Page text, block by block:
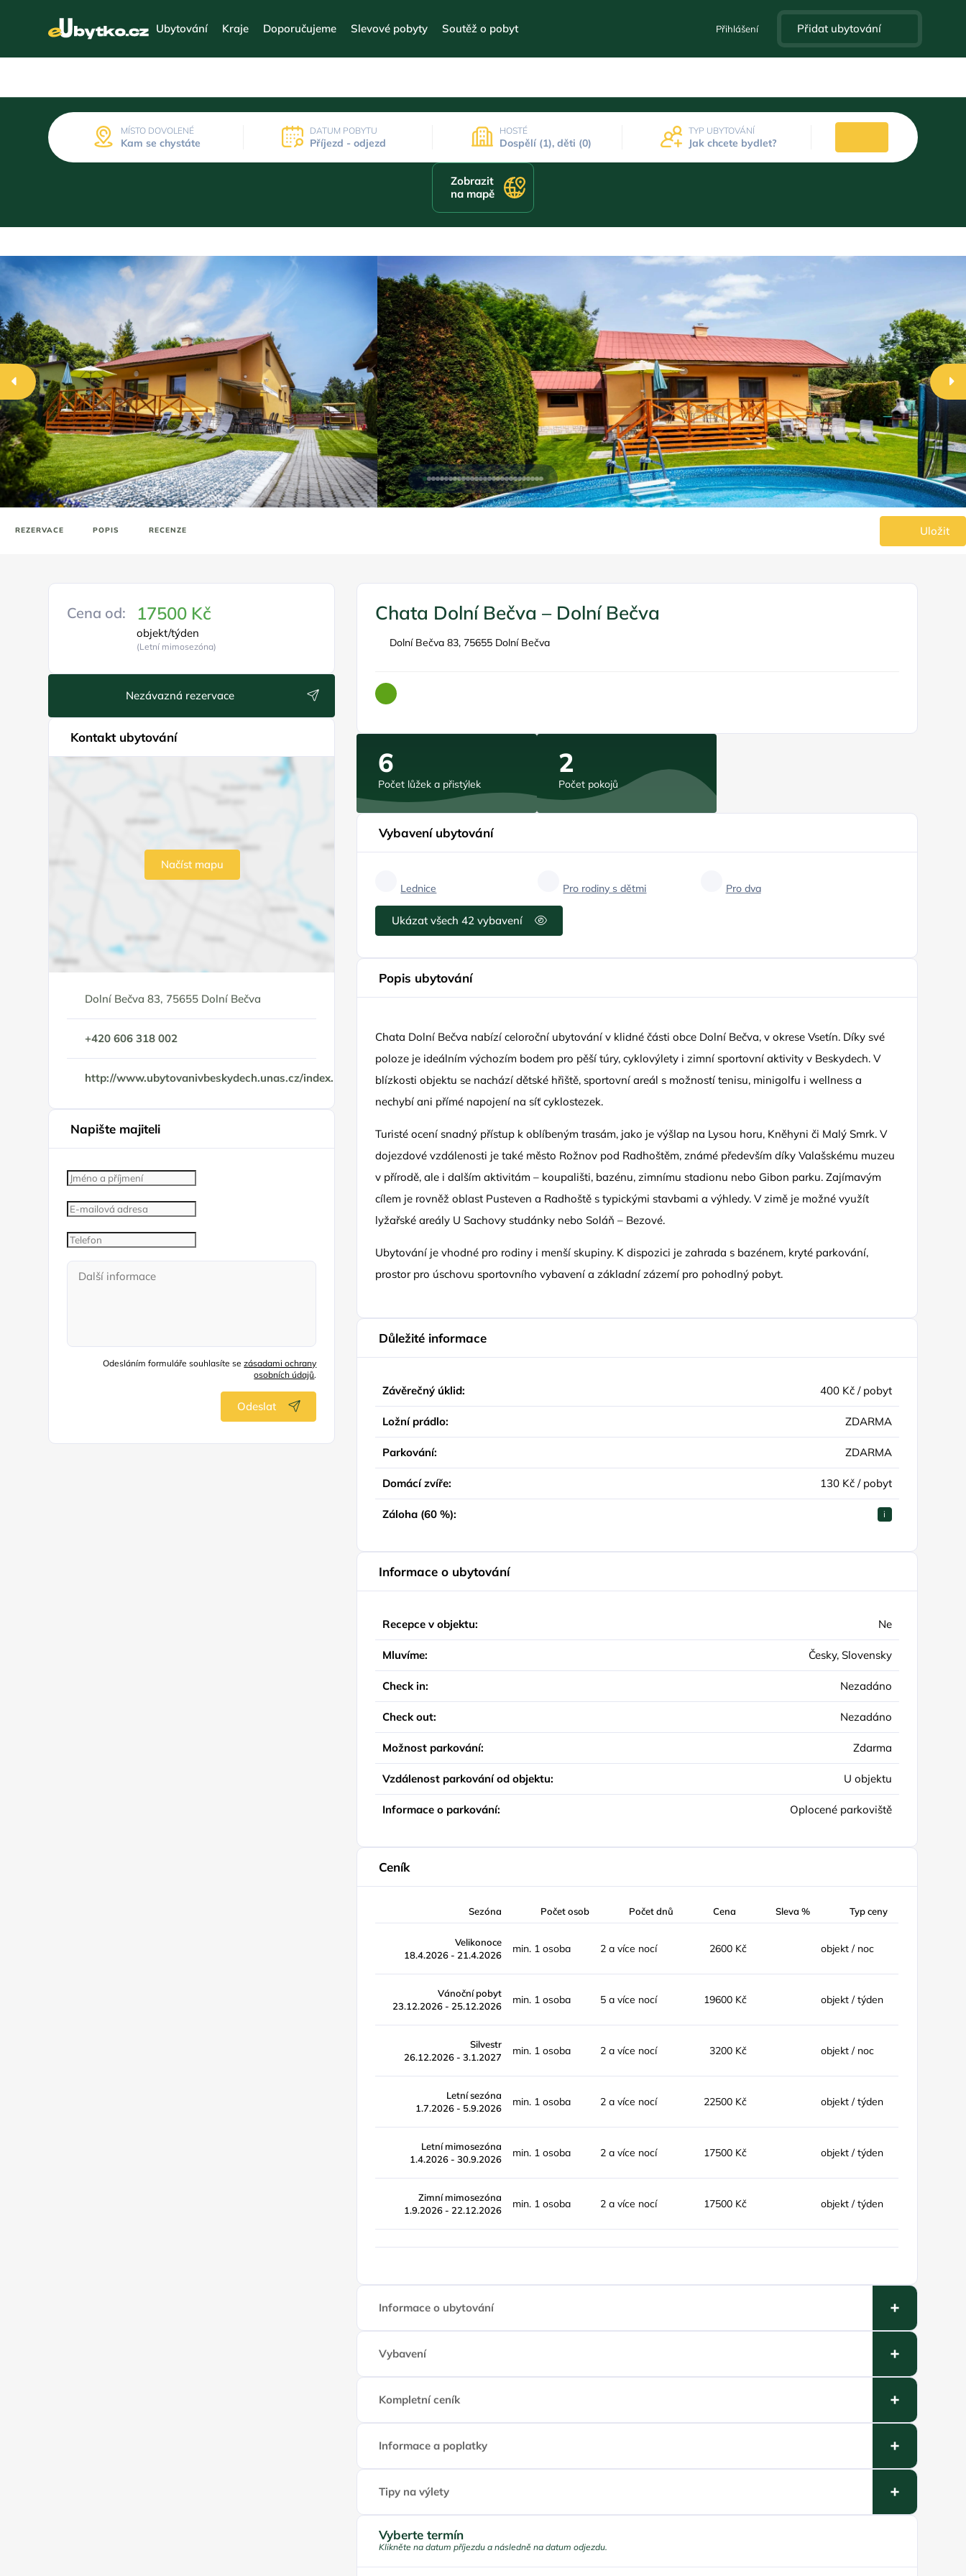
Ubytování Kraje Doporučujeme Slevové pobyty Soutěž o pobyt Přihlášení Přidat ubytování
MÍSTO DOVOLENÉ
Kam se chystáte
DATUM POBYTU
Příjezd - odjezd
HOSTÉ
Dospělí (1), děti (0)
TYP UBYTOVÁNÍ
Jak chcete bydlet?
Zobrazit
na mapě
REZERVACE POPIS RECENZE Uložit
Cena od: 17500 Kč
objekt/týden
(Letní mimosezóna)
Nezávazná rezervace
Kontakt ubytování
Načíst mapu
Dolní Bečva 83, 75655 Dolní Bečva
+420 606 318 002
http://www.ubytovanivbeskydech.unas.cz/index.html
Napište majiteli
Odesláním formuláře souhlasíte sezásadami ochrany
osobních údajů.
Odeslat
Chata Dolní Bečva – Dolní Bečva
Dolní Bečva 83, 75655 Dolní Bečva
6
Počet lůžek a přistýlek
2
Počet pokojů
Vybavení ubytování
Lednice Pro rodiny s dětmi Pro dva
Ukázat všech 42 vybavení
Popis ubytování
Chata Dolní Bečva nabízí celoroční ubytování v klidné části obce Dolní Bečva, v okrese Vsetín. Díky své
poloze je ideálním výchozím bodem pro pěší túry, cyklovýlety i zimní sportovní aktivity v Beskydech. V
blízkosti objektu se nachází dětské hřiště, sportovní areál s možností tenisu, minigolfu i wellness a
nechybí ani přímé napojení na síť cyklostezek.
Turisté ocení snadný přístup k oblíbeným trasám, jako je výšlap na Lysou horu, Kněhyni či Malý Smrk. V
dojezdové vzdálenosti je také město Rožnov pod Radhoštěm, známé především díky Valašskému muzeu
v přírodě, ale i dalším aktivitám – koupališti, bazénu, zimnímu stadionu nebo Gibon parku. Zajímavým
cílem je rovněž oblast Pusteven a Radhoště s typickými stavbami a výhledy. V zimě je možné využít
lyžařské areály U Sachovy studánky nebo Soláň – Bezové.
Ubytování je vhodné pro rodiny i menší skupiny. K dispozici je zahrada s bazénem, kryté parkování,
prostor pro úschovu sportovního vybavení a základní zázemí pro pohodlný pobyt.
Důležité informace
Závěrečný úklid: 400 Kč / pobyt
Ložní prádlo: ZDARMA
Parkování: ZDARMA
Domácí zvíře: 130 Kč / pobyt
Záloha (60 %): i
Informace o ubytování
Recepce v objektu: Ne
Mluvíme: Česky, Slovensky
Check in: Nezadáno
Check out: Nezadáno
Možnost parkování: Zdarma
Vzdálenost parkování od objektu: U objektu
Informace o parkování: Oplocené parkoviště
Ceník
Sezóna Počet osob Počet dnů Cena Sleva % Typ ceny
Velikonoce
18.4.2026 - 21.4.2026
min. 1 osoba 2 a více nocí 2600 Kč objekt / noc
Vánoční pobyt
23.12.2026 - 25.12.2026
min. 1 osoba 5 a více nocí 19600 Kč objekt / týden
Silvestr
26.12.2026 - 3.1.2027
min. 1 osoba 2 a více nocí 3200 Kč objekt / noc
Letní sezóna
1.7.2026 - 5.9.2026
min. 1 osoba 2 a více nocí 22500 Kč objekt / týden
Letní mimosezóna
1.4.2026 - 30.9.2026
min. 1 osoba 2 a více nocí 17500 Kč objekt / týden
Zimní mimosezóna
1.9.2026 - 22.12.2026
min. 1 osoba 2 a více nocí 17500 Kč objekt / týden
Informace o ubytování
Vybavení
Kompletní ceník
Informace a poplatky
Tipy na výlety
Vyberte termín
Klikněte na datum příjezdu a následně na datum odjezdu.